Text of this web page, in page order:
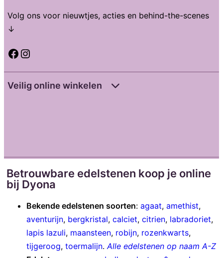
Volg ons voor nieuwtjes, acties en behind-the-scenes
↓
Facebook Instagram
Veilig online winkelen
Betrouwbare edelstenen koop je online
bij Dyona
Bekende edelstenen soorten: agaat, amethist,
aventurijn, bergkristal, calciet, citrien, labradoriet,
lapis lazuli, maansteen, robijn, rozenkwarts,
tijgeroog, toermalijn. Alle edelstenen op naam A-Z